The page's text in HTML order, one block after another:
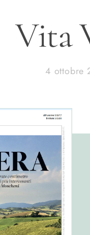
Vita
4 ottobre